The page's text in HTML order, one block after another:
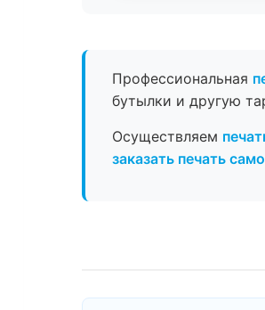
Профессиональная
бутылки и другую
Осуществляем
заказать печать